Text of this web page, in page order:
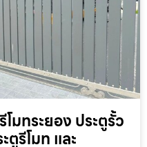
มทระยอง ประตูรั้ว
รีโมท และ